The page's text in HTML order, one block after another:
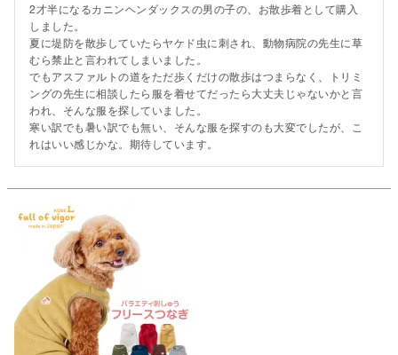
2才半になるカニンヘンダックスの男の子の、お散歩着として購入
しました。
夏に堤防を散歩していたらヤケド虫に刺され、動物病院の先生に草
むら禁止と言われてしまいました。
でもアスファルトの道をただ歩くだけの散歩はつまらなく、トリミ
ングの先生に相談したら服を着せてだったら大丈夫じゃないかと言
われ、そんな服を探していました。
寒い訳でも暑い訳でも無い、そんな服を探すのも大変でしたが、こ
れはいい感じかな。期待しています。